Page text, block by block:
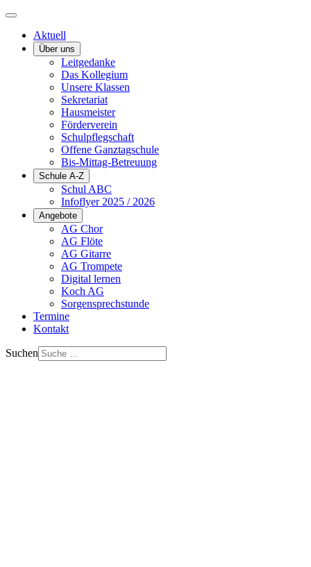
Aktuell
Über uns
Leitgedanke
Das Kollegium
Unsere Klassen
Sekretariat
Hausmeister
Förderverein
Schulpflegschaft
Offene Ganztagschule
Bis-Mittag-Betreuung
Schule A-Z
Schul ABC
Infoflyer 2025 / 2026
Angebote
AG Chor
AG Flöte
AG Gitarre
AG Trompete
Digital lernen
Koch AG
Sorgensprechstunde
Termine
Kontakt
Suchen